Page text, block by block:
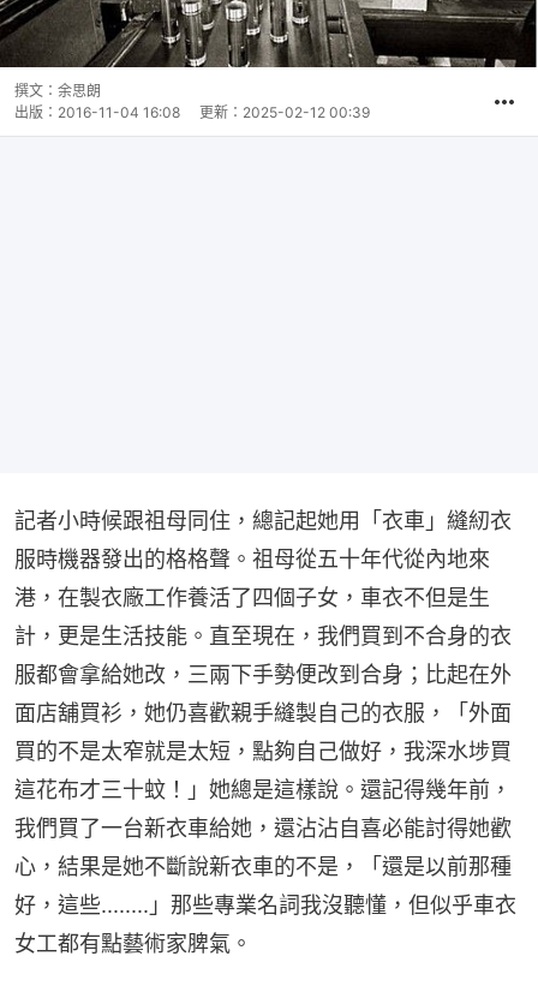
撰文： 余思朗
出版： 2016-11-04 16:08 更新： 2025-02-12 00:39
記者小時候跟祖母同住，總記起她用「衣車」縫紉衣
服時機器發出的格格聲。祖母從五十年代從內地來
港，在製衣廠工作養活了四個子女，車衣不但是生
計，更是生活技能。直至現在，我們買到不合身的衣
服都會拿給她改，三兩下手勢便改到合身；比起在外
面店舖買衫，她仍喜歡親手縫製自己的衣服，「外面
買的不是太窄就是太短，點夠自己做好，我深水埗買
這花布才三十蚊！」她總是這樣說。還記得幾年前，
我們買了一台新衣車給她，還沾沾自喜必能討得她歡
心，結果是她不斷說新衣車的不是，「還是以前那種
好，這些........」那些專業名詞我沒聽懂，但似乎車衣
女工都有點藝術家脾氣。